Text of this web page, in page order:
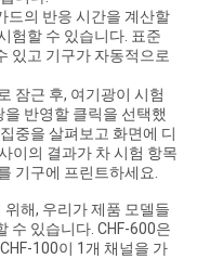
드의 반응 시간을 계산할
험할 수 있습니다. 표준
있고 기구가 자동적으로
잠근 후, 여기광이 시험
반영할 클릭을 선택했
중을 살펴보고 화면에 디
이의 결과가 차 시험 항목
기구에 프린트하세요.
해, 우리가 제품 모델들
수 있습니다. CHF-600은
100이 1개 채널을 가